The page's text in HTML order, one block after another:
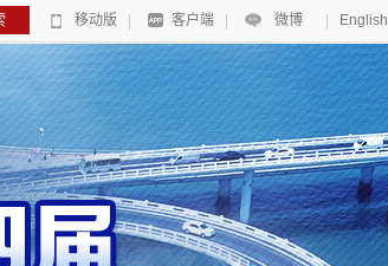
移动版 客户端 微博 English